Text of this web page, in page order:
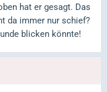
hat er gesagt. Das
da immer nur schief?
blicken könnte!